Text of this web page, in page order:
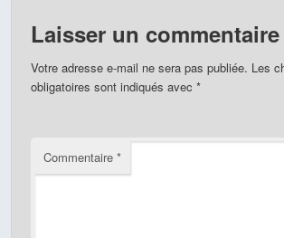
Laisser un commentaire
Votre adresse e-mail ne sera pas publiée. Les
obligatoires sont indiqués avec *
Commentaire *